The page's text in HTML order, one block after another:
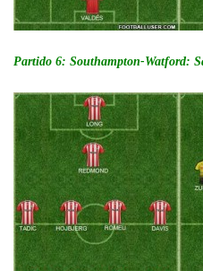
Partido 6: Southampton-Watford: